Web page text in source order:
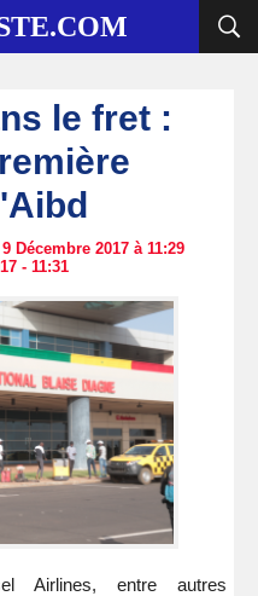
le fret :
Décembre 2017 à 11:29
- 11:31